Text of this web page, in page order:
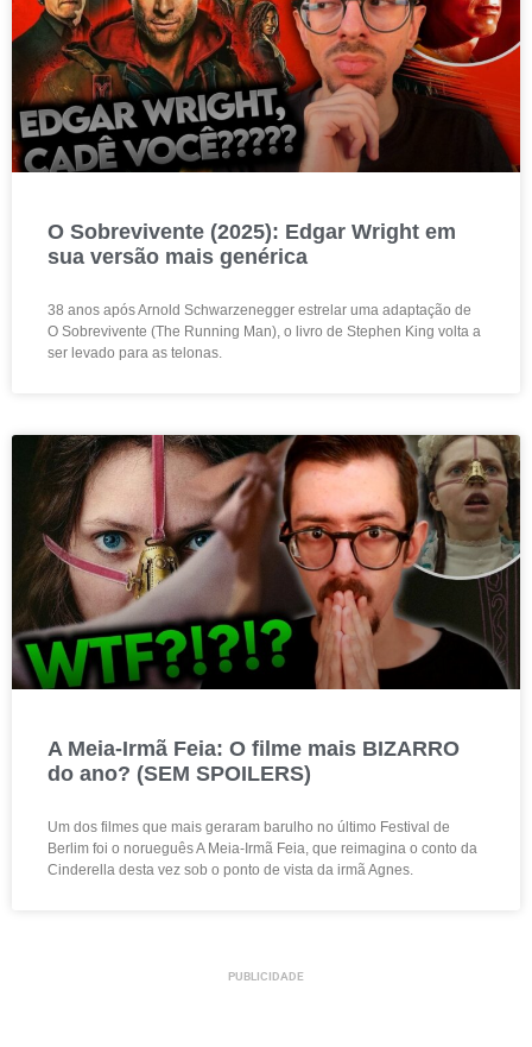
O Sobrevivente (2025): Edgar Wright em
sua versão mais genérica
38 anos após Arnold Schwarzenegger estrelar uma adaptação de
O Sobrevivente (The Running Man), o livro de Stephen King volta a
ser levado para as telonas.
A Meia-Irmã Feia: O filme mais BIZARRO
do ano? (SEM SPOILERS)
Um dos filmes que mais geraram barulho no último Festival de
Berlim foi o norueguês A Meia-Irmã Feia, que reimagina o conto da
Cinderella desta vez sob o ponto de vista da irmã Agnes.
PUBLICIDADE